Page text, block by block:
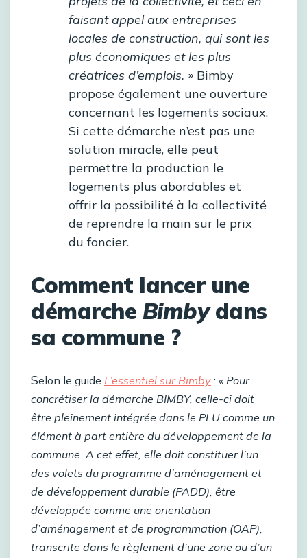
faisant appel aux entreprises
locales de construction, qui sont les
plus économiques et les plus
créatrices d’emplois. » Bimby
propose également une ouverture
concernant les logements sociaux.
Si cette démarche n’est pas une
solution miracle, elle peut
permettre la production le
logements plus abordables et
offrir la possibilité à la collectivité
de reprendre la main sur le prix
du foncier.
Comment lancer une
démarche Bimbydans
sa commune ?
Selon le guide L’essentiel sur Bimby : « Pour
concrétiser la démarche BIMBY, celle-ci doit
être pleinement intégrée dans le PLU comme un
élément à part entière du développement de la
commune. A cet effet, elle doit constituer l’un
des volets du programme d’aménagement et
de développement durable (PADD), être
développée comme une orientation
d’aménagement et de programmation (OAP),
transcrite dans le règlement d’une zone ou d’un